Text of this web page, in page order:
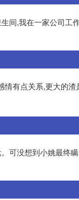
间,我在一家公司工
情有点关系,更大的
可没想到小姚最终